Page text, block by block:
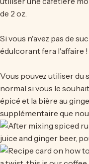
de 2 oz.
Si vous n'avez pas de
édulcorant fera l'affaire
Vous pouvez utiliser du
normal si vous le
épicé et la bière au
supplémentaire que